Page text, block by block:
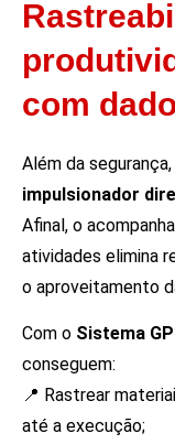
com
Além da
impulsionador
Afinal, o
atividades elimina
o aproveitamento
Com o Sistema
conseguem:
📍 Rastrear
até a execução;